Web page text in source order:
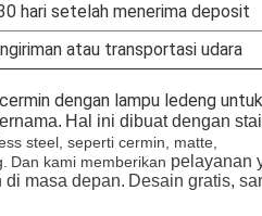
hari setelah menerima deposit
atau transportasi udara
dengan lampu ledeng
Hal ini dibuat dengan
steel, seperti cermin, matte,
Dan kami memberikan pelayanan
masa depan. Desain gratis,